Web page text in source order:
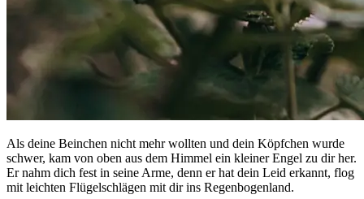
Als deine Beinchen nicht mehr wollten und dein Köpfchen wurde
schwer, kam von oben aus dem Himmel ein kleiner Engel zu dir her.
Er nahm dich fest in seine Arme, denn er hat dein Leid erkannt, flog
mit leichten Flügelschlägen mit dir ins Regenbogenland.